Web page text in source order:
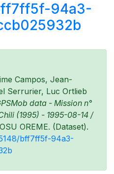
94a3-
Campos, Jean-
Serrurier, Luc Ortlieb
data - Mission n°
(1995) - 1995-08-14 /
OSU OREME. (Dataset).
bff7ff5f-94a3-